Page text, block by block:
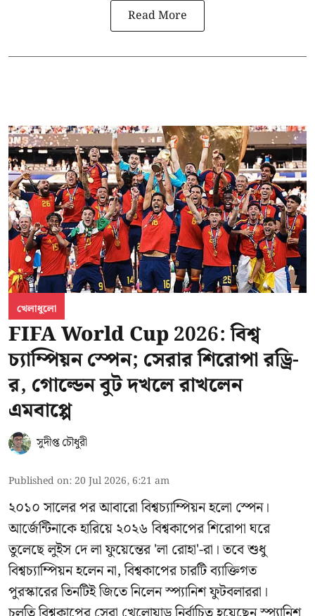
Read More
খেলাধুলো
FIFA World Cup 2026: বিশ্ব
চ্যাম্পিয়ন স্পেন; সেরার শিরোপা রড্রি-
র, গোল্ডেন বুট দখলে রাখলেন
এমবাপ্পে
সুদীপ্ত চৌধুরী
Published on: 20 Jul 2026, 6:21 am
২০১০ সালের পর আবারো বিশ্বচ্যাম্পিয়ন হলো স্পেন।
আর্জেন্টিনাকে হারিয়ে ২০২৬ বিশ্বকাপের শিরোপা ঘরে
তুলেছে লুইস দে লা ফুয়েন্তের 'লা রোহা'-রা। তবে শুধু
বিশ্বচ্যাম্পিয়ন হলেন না, বিশ্বকাপের চারটি ব্যাক্তিগত
পুরস্কারের তিনটিই জিতে নিলেন স্প্যানিশ ফুটবলাররা।